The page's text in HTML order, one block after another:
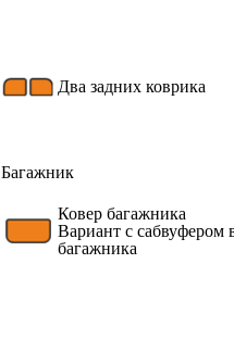
Два задних коврика
Багажник
Ковер багажника
Вариант с сабвуфером
багажника